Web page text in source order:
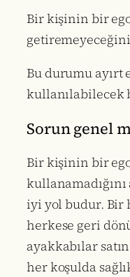
Bir kişinin bir
Bu durumu ayırt
kullanılabilecek
Sorun genel
Bir kişinin bir
iyi yol budur. Bir
herkese geri
ayakkabılar
her koşulda